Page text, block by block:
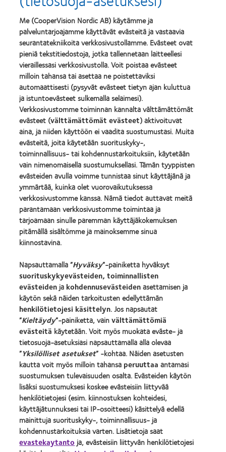
Leaders
2012
&
2010
(2012)
2011
(2011)
Learn
more
about
ODMA
2011
(2011)
Learn
more
about
Vuoden
2012
Manufacturing
Leadership
100
(ML
100)
Award
(2012)
Learn
more
about
2012
REBRAND
100®
Global
Award
(2012)
Tuotteemme
Etsi piilolinssisi
Piilolinssiteknologia
Buy Online
Piilolinssit ja näkö
Uusi käyttäjä
Kokenut käyttäjä
CooperVisionista
Ura CooperVisionissa
Uutiset ja media
Ota yhteyttä
Legal
Ehdot
Evästeilmoitus
Kommenttipolitiikka
Yksityisyydensuojapolitiikka
Me (CooperVision Nordic AB) käytämme ja
palveluntarjoajamme käyttävät evästeitä ja vastaavia
seurantatekniikoita verkkosivustollamme. Evästeet ovat
pieniä tekstitiedostoja, jotka tallennetaan laitteellesi
vieraillessasi verkkosivustolla. Voit poistaa evästeet
milloin tahansa tai asettaa ne poistettaviksi
automaattisesti (pysyvät evästeet tietyn ajan kuluttua
ja istuntoevästeet sulkemalla selaimesi).
Verkkosivustomme toiminnan kannalta välttämättömät
evästeet (välttämättömät evästeet) aktivoituvat
aina, ja niiden käyttöön ei vaadita suostumustasi. Muita
evästeitä, joita käytetään suorituskyky-,
toiminnallisuus- tai kohdennustarkoituksiin, käytetään
vain nimenomaisella suostumuksellasi. Tämän tyyppisten
evästeiden avulla voimme tunnistaa sinut käyttäjänä ja
ymmärtää, kuinka olet vuorovaikutuksessa
verkkosivustomme kanssa. Nämä tiedot auttavat meitä
parantamaan verkkosivustomme toimintaa ja
tarjoamaan sinulle paremman käyttäjäkokemuksen
pitämällä sisältömme ja mainoksemme sinua
kiinnostavina.
Napsauttamalla ”Hyväksy”-painiketta hyväksyt
suorituskykyevästeiden, toiminnallisten
evästeiden ja kohdennusevästeidenasettamisen ja
käytön sekä näiden tarkoitusten edellyttämän
henkilötietojesi käsittelyn. Jos napsautat
”Kieltäydy”-painiketta, vainvälttämättömiä
evästeitä käytetään. Voit myös muokata eväste- ja
tietosuoja-asetuksiasi napsauttamalla alla olevaa
”Yksilölliset asetukset” -kohtaa. Näiden asetusten
kautta voit myös milloin tahansa peruuttaa antamasi
suostumuksen tulevaisuuden osalta. Evästeiden käytön
lisäksi suostumuksesi koskee evästeisiin liittyvää
henkilötietojesi (esim. kiinnostuksen kohteidesi,
käyttäjätunnuksesi tai IP-osoitteesi) käsittelyä edellä
mainittuja suorituskyky-, toiminnallisuus- ja
kohdennustarkoituksia varten. Lisätietoja saat
evastekaytanto ja, evästeisiin liittyvän henkilötietojesi